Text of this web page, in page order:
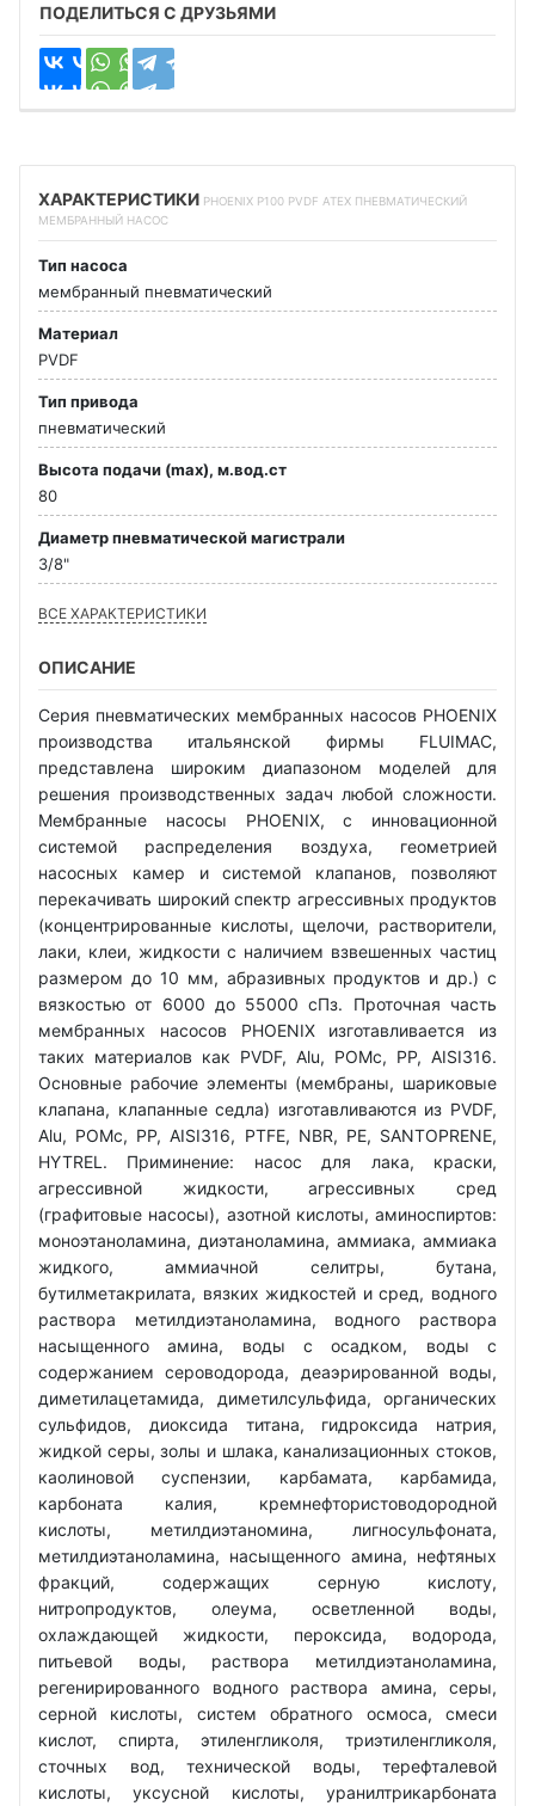
ПОДЕЛИТЬСЯ С ДРУЗЬЯМИ
ХАРАКТЕРИСТИКИ PHOENIX P100 PVDF ATEX ПНЕВМАТИЧЕСКИЙ
МЕМБРАННЫЙ НАСОС
Тип насоса
мембранный пневматический
Материал
PVDF
Тип привода
пневматический
Высота подачи (max), м.вод.ст
80
Диаметр пневматической магистрали
3/8"
ВСЕ ХАРАКТЕРИСТИКИ
ОПИСАНИЕ
Серия пневматических мембранных насосов PHOENIX
производства итальянской фирмы FLUIMAC,
представлена широким диапазоном моделей для
решения производственных задач любой сложности.
Мембранные насосы PHOENIX, с инновационной
системой распределения воздуха, геометрией
насосных камер и системой клапанов, позволяют
перекачивать широкий спектр агрессивных продуктов
(концентрированные кислоты, щелочи, растворители,
лаки, клеи, жидкости с наличием взвешенных частиц
размером до 10 мм, абразивных продуктов и др.) с
вязкостью от 6000 до 55000 сПз. Проточная часть
мембранных насосов PHOENIX изготавливается из
таких материалов как PVDF, Alu, POMc, PP, AISI316.
Основные рабочие элементы (мембраны, шариковые
клапана, клапанные седла) изготавливаются из PVDF,
Alu, POMc, PP, AISI316, PTFE, NBR, PE, SANTOPRENE,
HYTREL. Приминение: насос для лака, краски,
агрессивной жидкости, агрессивных сред
(графитовые насосы), азотной кислоты, аминоспиртов:
моноэтаноламина, диэтаноламина, аммиака, аммиака
жидкого, аммиачной селитры, бутана,
бутилметакрилата, вязких жидкостей и сред, водного
раствора метилдиэтаноламина, водного раствора
насыщенного амина, воды с осадком, воды с
содержанием сероводорода, деаэрированной воды,
диметилацетамида, диметилсульфида, органических
сульфидов, диоксида титана, гидроксида натрия,
жидкой серы, золы и шлака, канализационных стоков,
каолиновой суспензии, карбамата, карбамида,
карбоната калия, кремнефтористоводородной
кислоты, метилдиэтаномина, лигносульфоната,
метилдиэтаноламина, насыщенного амина, нефтяных
фракций, содержащих серную кислоту,
нитропродуктов, олеума, осветленной воды,
охлаждающей жидкости, пероксида, водорода,
питьевой воды, раствора метилдиэтаноламина,
регенирированного водного раствора амина, серы,
серной кислоты, систем обратного осмоса, смеси
кислот, спирта, этиленгликоля, триэтиленгликоля,
сточных вод, технической воды, терефталевой
кислоты, уксусной кислоты, уранилтрикарбоната